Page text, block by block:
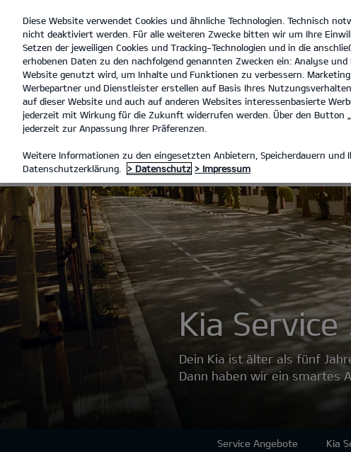
open
menu
KIA SERVICE 5+
KIA SERVICE 5+
Kia Service
Dein Kia ist älter als fünf
Dann haben wir ein smartes
Service Angebote Kia
Diese Website verwendet Cookies und ähnliche Technologien. Technisch
nicht deaktiviert werden. Für alle weiteren Zwecke bitten wir um Ihre
Setzen der jeweiligen Cookies und Tracking-Technologien und in die
erhobenen Daten zu den nachfolgend genannten Zwecken ein: Analyse
Website genutzt wird, um Inhalte und Funktionen zu verbessern.
Werbepartner und Dienstleister erstellen auf Basis Ihres
auf dieser Website und auch auf anderen Websites interessenbasierte
jederzeit mit Wirkung für die Zukunft widerrufen werden. Über den Button
jederzeit zur Anpassung Ihrer Präferenzen.
Weitere Informationen zu den eingesetzten Anbietern, Speicherdauern und
Datenschutzerklärung.
> Datenschutz > Impressum